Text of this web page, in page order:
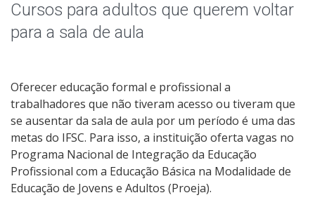
Educação de Jovens e Adultos
Especialização
Educação a Distância
Todos os cursos
Cursos para adultos que querem voltar
para a sala de aula
Oferecer educação formal e profissional a
trabalhadores que não tiveram acesso ou tiveram que
se ausentar da sala de aula por um período é uma das
metas do IFSC. Para isso, a instituição oferta vagas no
Programa Nacional de Integração da Educação
Profissional com a Educação Básica na Modalidade de
Educação de Jovens e Adultos (Proeja).